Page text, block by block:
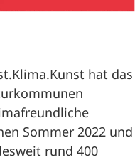
hat das
Sommer 2022 und
rund 400